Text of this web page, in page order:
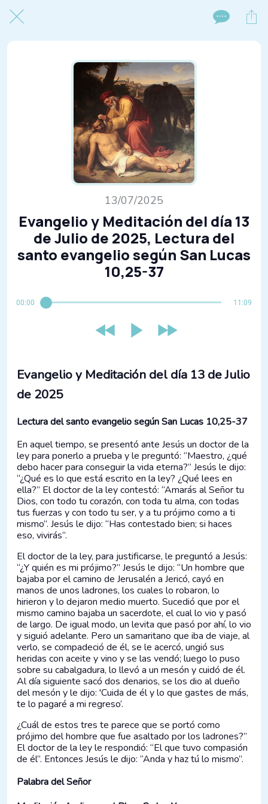
13/07/2025
Evangelio y Meditación del día 13
de Julio de 2025, Lectura del
santo evangelio según San Lucas
10,25-37
00:00 11:09
Evangelio y Meditación del día 13 de Julio
de 2025
Lectura del santo evangelio según San Lucas 10,25-37
En aquel tiempo, se presentó ante Jesús un doctor de la
ley para ponerlo a prueba y le preguntó: “Maestro, ¿qué
debo hacer para conseguir la vida eterna?” Jesús le dijo:
“¿Qué es lo que está escrito en la ley? ¿Qué lees en
ella?” El doctor de la ley contestó: “Amarás al Señor tu
Dios, con todo tu corazón, con toda tu alma, con todas
tus fuerzas y con todo tu ser, y a tu prójimo como a ti
mismo”. Jesús le dijo: “Has contestado bien; si haces
eso, vivirás”.
El doctor de la ley, para justificarse, le preguntó a Jesús:
“¿Y quién es mi prójimo?” Jesús le dijo: “Un hombre que
bajaba por el camino de Jerusalén a Jericó, cayó en
manos de unos ladrones, los cuales lo robaron, lo
hirieron y lo dejaron medio muerto. Sucedió que por el
mismo camino bajaba un sacerdote, el cual lo vio y pasó
de largo. De igual modo, un levita que pasó por ahí, lo vio
y siguió adelante. Pero un samaritano que iba de viaje, al
verlo, se compadeció de él, se le acercó, ungió sus
heridas con aceite y vino y se las vendó; luego lo puso
sobre su cabalgadura, lo llevó a un mesón y cuidó de él.
Al día siguiente sacó dos denarios, se los dio al dueño
del mesón y le dijo: 'Cuida de él y lo que gastes de más,
te lo pagaré a mi regreso’.
¿Cuál de estos tres te parece que se portó como
prójimo del hombre que fue asaltado por los ladrones?”
El doctor de la ley le respondió: “El que tuvo compasión
de él”. Entonces Jesús le dijo: “Anda y haz tú lo mismo”.
Palabra del Señor